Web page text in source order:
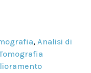
, Analisi di